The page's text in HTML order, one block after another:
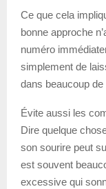
Ce que cela
bonne approche
numéro
simplement de
dans beaucoup
Évite aussi les
Dire quelque
son sourire peut
est souvent
excessive qui